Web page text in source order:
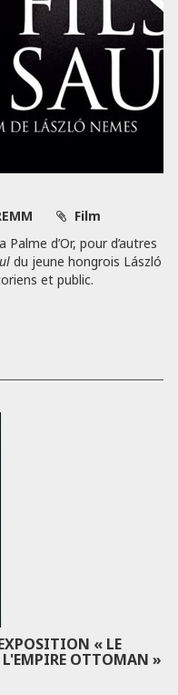
Film
d’Or, pour d’autres
du jeune hongrois László
et public.
« LE
L'EMPIRE OTTOMAN »